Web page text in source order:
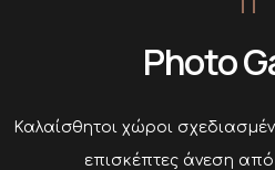
Photo
Καλαίσθητοι χώροι
επισκέπτες άνεση